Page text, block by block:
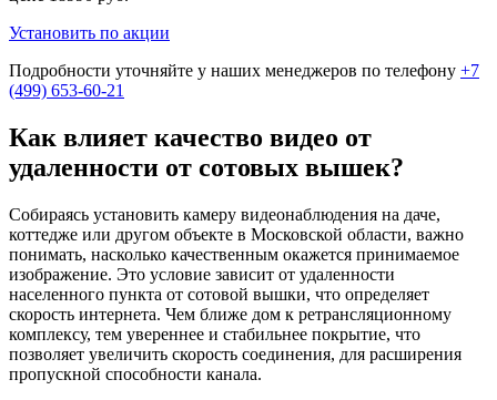
Установить по акции
Подробности уточняйте у наших менеджеров по телефону +7
(499) 653-60-21
Как влияет качество видео от
удаленности от сотовых вышек?
Собираясь установить камеру видеонаблюдения на даче,
коттедже или другом объекте в Московской области, важно
понимать, насколько качественным окажется принимаемое
изображение. Это условие зависит от удаленности
населенного пункта от сотовой вышки, что определяет
скорость интернета. Чем ближе дом к ретрансляционному
комплексу, тем увереннее и стабильнее покрытие, что
позволяет увеличить скорость соединения, для расширения
пропускной способности канала.